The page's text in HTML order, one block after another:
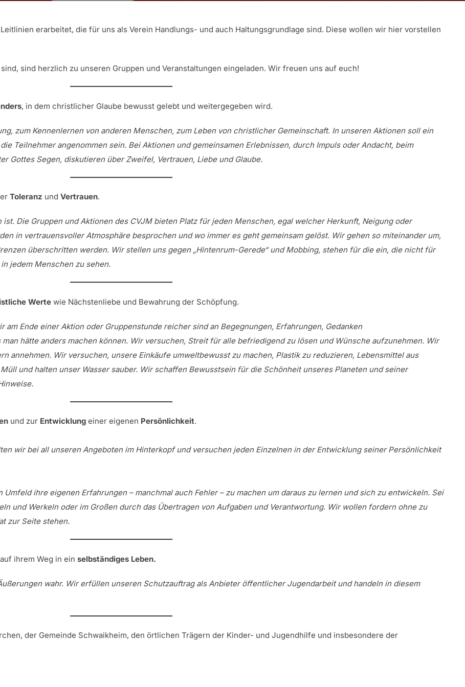
erarbeitet, die für uns als Verein Handlungs- und auch Haltungsgrundlage sind. Diese wollen wir hier vorstellen
sind herzlich zu unseren Gruppen und Veranstaltungen eingeladen. Wir freuen uns auf euch!
, in dem christlicher Glaube bewusst gelebt und weitergegeben wird.
zum Kennenlernen von anderen Menschen, zum Leben von christlicher Gemeinschaft. In unseren Aktionen soll ein
Teilnehmer angenommen sein. Bei Aktionen und gemeinsamen Erlebnissen, durch Impuls oder Andacht, beim
Gottes Segen, diskutieren über Zweifel, Vertrauen, Liebe und Glaube.
Toleranz und Vertrauen.
Die Gruppen und Aktionen des CVJM bieten Platz für jeden Menschen, egal welcher Herkunft, Neigung oder
in vertrauensvoller Atmosphäre besprochen und wo immer es geht gemeinsam gelöst. Wir gehen so miteinander um,
überschritten werden. Wir stellen uns gegen „Hintenrum-Gerede“ und Mobbing, stehen für die ein, die nicht für
jedem Menschen zu sehen.
Werte wie Nächstenliebe und Bewahrung der Schöpfung.
am Ende einer Aktion oder Gruppenstunde reicher sind an Begegnungen, Erfahrungen, Gedanken
hätte anders machen können. Wir versuchen, Streit für alle befriedigend zu lösen und Wünsche aufzunehmen. Wir
annehmen. Wir versuchen, unsere Einkäufe umweltbewusst zu machen, Plastik zu reduzieren, Lebensmittel aus
und halten unser Wasser sauber. Wir schaffen Bewusstsein für die Schönheit unseres Planeten und seiner
und zur Entwicklung einer eigenen Persönlichkeit.
wir bei all unseren Angeboten im Hinterkopf und versuchen jeden Einzelnen in der Entwicklung seiner Persönlichkeit
ihre eigenen Erfahrungen – manchmal auch Fehler – zu machen um daraus zu lernen und sich zu entwickeln. Sei
und Werkeln oder im Großen durch das Übertragen von Aufgaben und Verantwortung. Wir wollen fordern ohne zu
zur Seite stehen.
ihrem Weg in ein selbständiges Leben.
wahr. Wir erfüllen unseren Schutzauftrag als Anbieter öffentlicher Jugendarbeit und handeln in diesem
der Gemeinde Schwaikheim, den örtlichen Trägern der Kinder- und Jugendhilfe und insbesondere der